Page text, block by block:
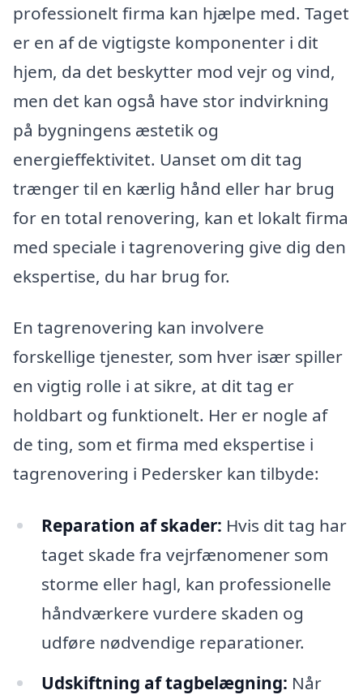
professionelt firma kan hjælpe med. Taget
er en af de vigtigste komponenter i dit
hjem, da det beskytter mod vejr og vind,
men det kan også have stor indvirkning
på bygningens æstetik og
energieffektivitet. Uanset om dit tag
trænger til en kærlig hånd eller har brug
for en total renovering, kan et lokalt firma
med speciale i tagrenovering give dig den
ekspertise, du har brug for.
En tagrenovering kan involvere
forskellige tjenester, som hver især spiller
en vigtig rolle i at sikre, at dit tag er
holdbart og funktionelt. Her er nogle af
de ting, som et firma med ekspertise i
tagrenovering i Pedersker kan tilbyde:
Reparation af skader: Hvis dit tag har
taget skade fra vejrfænomener som
storme eller hagl, kan professionelle
håndværkere vurdere skaden og
udføre nødvendige reparationer.
Udskiftning af tagbelægning: Når